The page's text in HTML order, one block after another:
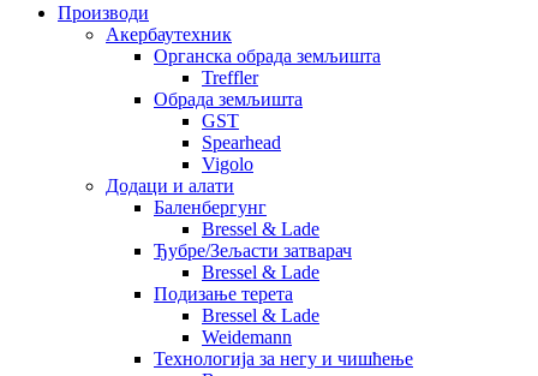
Производи
Акербаутехник
Органска обрада земљишта
Treffler
Обрада земљишта
GST
Spearhead
Vigolo
Додаци и алати
Баленбергунг
Bressel & Lade
Ђубре/Зељасти затварач
Bressel & Lade
Подизање терета
Bressel & Lade
Weidemann
Технологија за негу и чишћење